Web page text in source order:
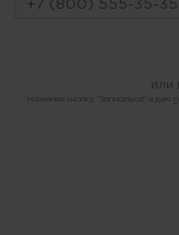
или
Нажимая кнопку "Записаться" я даю